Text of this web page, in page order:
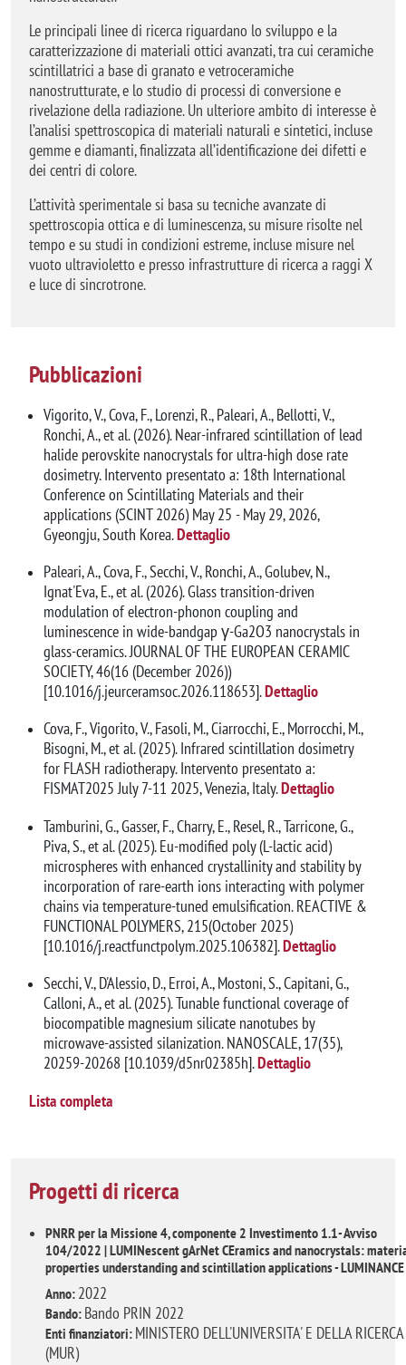
Le principali linee di ricerca riguardano lo sviluppo e la
caratterizzazione di materiali ottici avanzati, tra cui ceramiche
scintillatrici a base di granato e vetroceramiche
nanostrutturate, e lo studio di processi di conversione e
rivelazione della radiazione. Un ulteriore ambito di interesse è
l’analisi spettroscopica di materiali naturali e sintetici, incluse
gemme e diamanti, finalizzata all’identificazione dei difetti e
dei centri di colore.
L’attività sperimentale si basa su tecniche avanzate di
spettroscopia ottica e di luminescenza, su misure risolte nel
tempo e su studi in condizioni estreme, incluse misure nel
vuoto ultravioletto e presso infrastrutture di ricerca a raggi X
e luce di sincrotrone.
Pubblicazioni
Vigorito, V., Cova, F., Lorenzi, R., Paleari, A., Bellotti, V.,
Ronchi, A., et al. (2026). Near-infrared scintillation of lead
halide perovskite nanocrystals for ultra-high dose rate
dosimetry. Intervento presentato a: 18th International
Conference on Scintillating Materials and their
applications (SCINT 2026) May 25 - May 29, 2026,
Gyeongju, South Korea.Dettaglio
Paleari, A., Cova, F., Secchi, V., Ronchi, A., Golubev, N.,
Ignat'Eva, E., et al. (2026). Glass transition-driven
modulation of electron-phonon coupling and
luminescence in wide-bandgap γ-Ga2O3 nanocrystals in
glass-ceramics. JOURNAL OF THE EUROPEAN CERAMIC
SOCIETY, 46(16 (December 2026))
[10.1016/j.jeurceramsoc.2026.118653].Dettaglio
Cova, F., Vigorito, V., Fasoli, M., Ciarrocchi, E., Morrocchi, M.,
Bisogni, M., et al. (2025). Infrared scintillation dosimetry
for FLASH radiotherapy. Intervento presentato a:
FISMAT2025 July 7-11 2025, Venezia, Italy.Dettaglio
Tamburini, G., Gasser, F., Charry, E., Resel, R., Tarricone, G.,
Piva, S., et al. (2025). Eu-modified poly (L-lactic acid)
microspheres with enhanced crystallinity and stability by
incorporation of rare-earth ions interacting with polymer
chains via temperature-tuned emulsification. REACTIVE &
FUNCTIONAL POLYMERS, 215(October 2025)
[10.1016/j.reactfunctpolym.2025.106382].Dettaglio
Secchi, V., D'Alessio, D., Erroi, A., Mostoni, S., Capitani, G.,
Calloni, A., et al. (2025). Tunable functional coverage of
biocompatible magnesium silicate nanotubes by
microwave-assisted silanization. NANOSCALE, 17(35),
20259-20268 [10.1039/d5nr02385h].Dettaglio
Lista completa
Progetti di ricerca
PNRR per la Missione 4, componente 2 Investimento 1.1- Avviso
104/2022 | LUMINescent gArNet CEramics and nanocrystals:
properties understanding and scintillation applications - LUMINANCE
Anno: 2022
Bando: Bando PRIN 2022
Enti finanziatori: MINISTERO DELL'UNIVERSITA' E DELLA RICERCA
(MUR)